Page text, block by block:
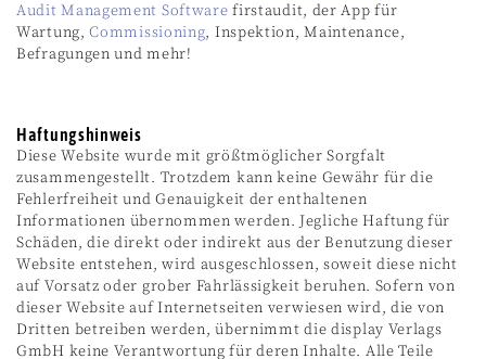
Audit Management Software firstaudit, der App für
Wartung,Commissioning, Inspektion, Maintenance,
Befragungen und mehr!
Haftungshinweis
Diese Website wurde mit größtmöglicher Sorgfalt
zusammengestellt. Trotzdem kann keine Gewähr für die
Fehlerfreiheit und Genauigkeit der enthaltenen
Informationen übernommen werden. Jegliche Haftung für
Schäden, die direkt oder indirekt aus der Benutzung dieser
Website entstehen, wird ausgeschlossen, soweit diese nicht
auf Vorsatz oder grober Fahrlässigkeit beruhen. Sofern von
dieser Website auf Internetseiten verwiesen wird, die von
Dritten betreiben werden, übernimmt die display Verlags
GmbH keine Verantwortung für deren Inhalte. Alle Teile